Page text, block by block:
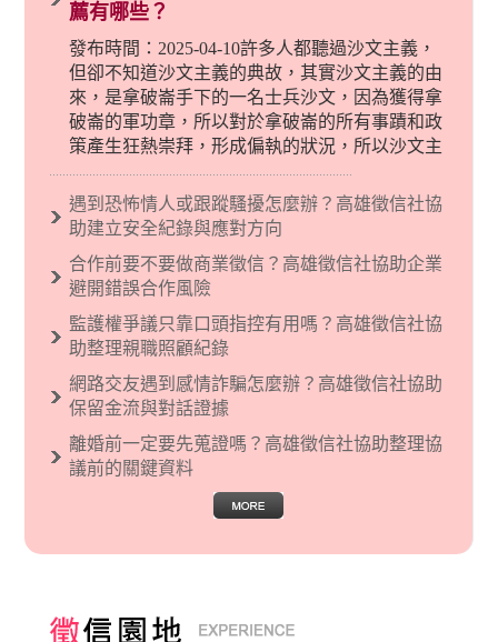
薦有哪些？
發布時間：2025-04-10許多人都聽過沙文主義，
但卻不知道沙文主義的典故，其實沙文主義的由
來，是拿破崙手下的一名士兵沙文，因為獲得拿
破崙的軍功章，所以對於拿破崙的所有事蹟和政
策產生狂熱崇拜，形成偏執的狀況，所以沙文主
義後來就被拿來暗指偏見和歧視，而且有沙文主
義傾向的人，通常對於自己的國家和民族有超強
烈的卓越感，因而瞧不起其他國家的人，所以沙
現了男性沙文…
遇到恐怖情人或跟蹤騷擾怎麼辦？高雄徵信社協
助建立安全紀錄與應對方向
合作前要不要做商業徵信？高雄徵信社協助企業
避開錯誤合作風險
監護權爭議只靠口頭指控有用嗎？高雄徵信社協
助整理親職照顧紀錄
網路交友遇到感情詐騙怎麼辦？高雄徵信社協助
保留金流與對話證據
離婚前一定要先蒐證嗎？高雄徵信社協助整理協
議前的關鍵資料